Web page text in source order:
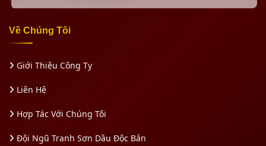
Về Chúng Tôi
Giới Thiệu Công Ty
Liên Hệ
Hợp Tác Với Chúng Tôi
Đội Ngũ Tranh Sơn Dầu Độc Bản